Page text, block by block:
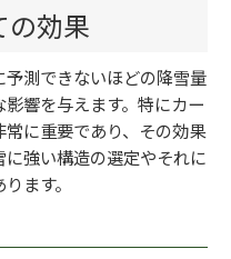
の効果
測できないほどの降雪量
響を与えます。特にカー
に重要であり、その効果
強い構造の選定やそれに
ます。